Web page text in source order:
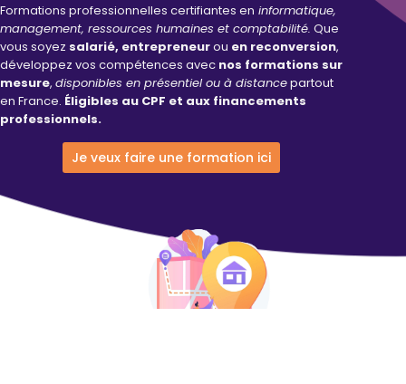
Formations professionnelles certifiantes en informatique,
management, ressources humaines et comptabilité. Que
vous soyez salarié, entrepreneurou en reconversion,
développez vos compétences avec nos formations sur
mesure, disponibles en présentiel ou à distancepartout
en France. Éligibles au CPF et aux financements
professionnels.
Je veux faire une formation ici